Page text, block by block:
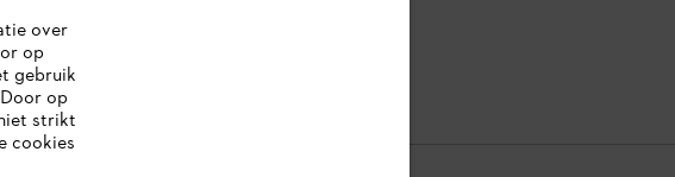
over
op
gebruik
op
strikt
cookies